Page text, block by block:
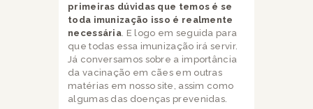
primeiras dúvidas que temos é se
toda imunização isso é realmente
necessária . E logo em seguida para
que todas essa imunização irá servir.
Já conversamos sobre a importância
da vacinação em cães em outras
matérias em nosso site, assim como
algumas das doenças prevenidas.